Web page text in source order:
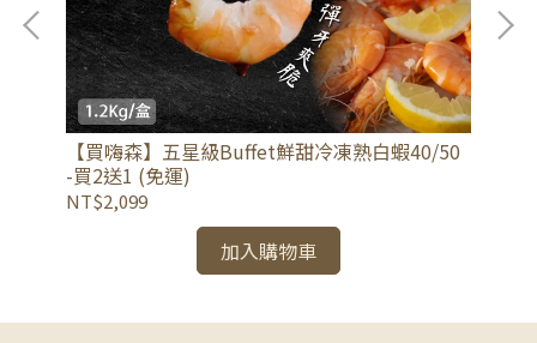
【買嗨森】五星級Buffet鮮甜冷凍熟白蝦40/50
-買2送1 (免運)
NT$2,099
加入購物車